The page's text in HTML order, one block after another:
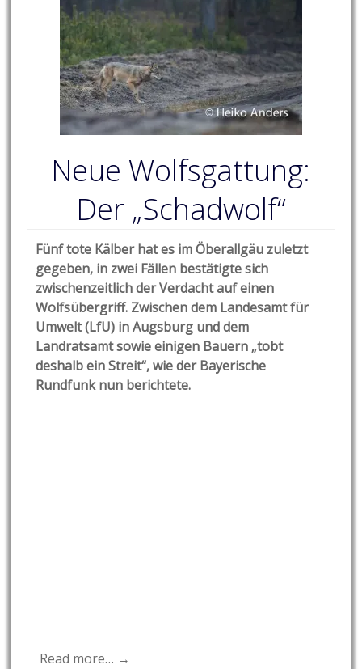
Neue Wolfsgattung:
Der „Schadwolf“
Fünf tote Kälber hat es im Öberallgäu zuletzt
gegeben, in zwei Fällen bestätigte sich
zwischenzeitlich der Verdacht auf einen
Wolfsübergriff. Zwischen dem Landesamt für
Umwelt (LfU) in Augsburg und dem
Landratsamt sowie einigen Bauern „tobt
deshalb ein Streit“, wie der Bayerische
Rundfunk nun berichtete.
Read more… →